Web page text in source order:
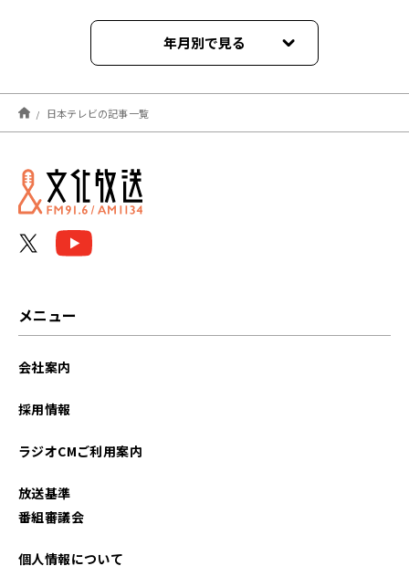
年月別で見る
2023年11月
2023年09月
2023年04月
日本テレビの記事一覧
メニュー
会社案内
採用情報
ラジオCMご利用案内
放送基準
番組審議会
個人情報について